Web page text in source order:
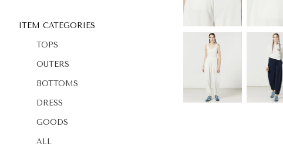
ITEM CATEGORIES
TOPS
OUTERS
BOTTOMS
DRESS
GOODS
ALL